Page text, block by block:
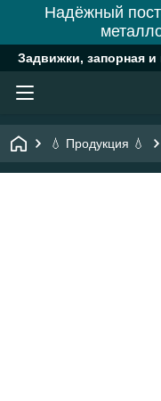
Надёжный
Задвижки, запорная
💧 Продукция 💧